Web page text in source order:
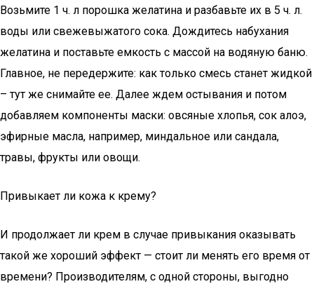
Возьмите 1 ч. л порошка желатина и разбавьте их в 5 ч. л.
воды или свежевыжатого сока. Дождитесь набухания
желатина и поставьте емкость с массой на водяную баню.
Главное, не передержите: как только смесь станет жидкой
– тут же снимайте ее. Далее ждем остывания и потом
добавляем компоненты маски: овсяные хлопья, сок алоэ,
эфирные масла, например, миндальное или сандала,
травы, фрукты или овощи.
Привыкает ли кожа к крему?
И продолжает ли крем в случае привыкания оказывать
такой же хороший эффект — стоит ли менять его время от
времени? Производителям, с одной стороны, выгодно